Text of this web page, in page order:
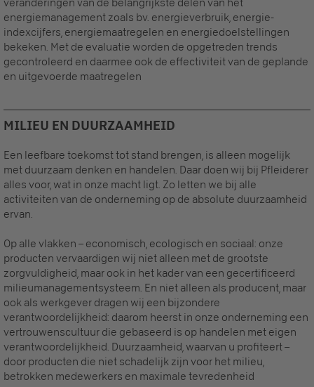
veranderingen van de belangrijkste delen van het
energiemanagement zoals bv. energieverbruik, energie-
indexcijfers, energiemaatregelen en energiedoelstellingen
bekeken. Met de evaluatie worden de opgetreden trends
gecontroleerd en daarmee ook de effectiviteit van de geplande
en uitgevoerde maatregelen
MILIEU EN DUURZAAMHEID
Een leefbare toekomst tot stand brengen, is alleen mogelijk
met duurzaam denken en handelen. Daar doen wij bij Pfleiderer
alles voor, wat in onze macht ligt. Zo letten we bij alle
activiteiten van de onderneming op de absolute duurzaamheid
ervan.
Op alle vlakken – economisch, ecologisch en sociaal: onze
producten vervaardigen wij niet alleen met de grootste
zorgvuldigheid, maar ook in het kader van een gecertificeerd
milieumanagementsysteem. En niet alleen als producent, maar
ook als werkgever dragen wij een bijzondere
verantwoordelijkheid: daarom heerst in onze onderneming een
vertrouwenscultuur die gebaseerd is op handelen met eigen
verantwoordelijkheid. Duurzaamheid, waarvan u profiteert –
door producten die niet schadelijk zijn voor het milieu,
betrokken medewerkers en maximale tevredenheid